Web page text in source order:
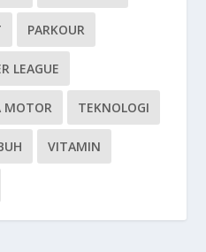
PARKOUR
LEAGUE
MOTOR TEKNOLOGI
VITAMIN